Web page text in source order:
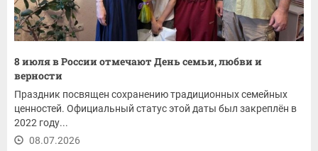
8 июля в России отмечают День семьи, любви и
верности
Праздник посвящен сохранению традиционных семейных
ценностей. Официальный статус этой даты был закреплён в
2022 году...
08.07.2026